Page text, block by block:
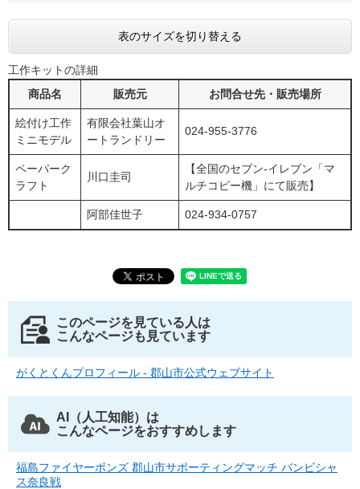
表のサイズを切り替える
工作キットの詳細
商品名
販売元 お問合せ先・販売場所
絵付け工作
ミニモデル
有限会社葉山オ
ートランドリー
024-955-3776
ペーパーク
ラフト
川口圭司
【全国のセブン-イレブン「マ
ルチコピー機」にて販売】
阿部佳世子 024-934-0757
このページを見ている人は
こんなページも見ています
がくとくんプロフィール - 郡山市公式ウェブサイト
AI（人工知能）は
こんなページをおすすめします
福島ファイヤーボンズ 郡山市サポーティングマッチ バンビシャ
ス奈良戦